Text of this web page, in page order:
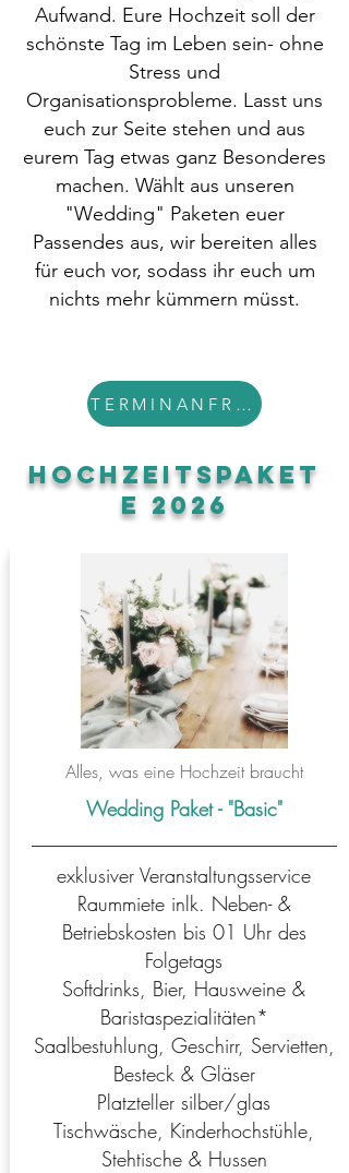
Aufwand. Eure Hochzeit soll der
schönste Tag im Leben sein- ohne
Stress und
Organisationsprobleme. Lasst uns
euch zur Seite stehen und aus
eurem Tag etwas ganz Besonderes
machen. Wählt aus unseren
"Wedding" Paketen euer
Passendes aus, wir bereiten alles
für euch vor, sodass ihr euch um
nichts mehr kümmern müsst.
TERMINANFRAGE
HOCHZEITSPAKET
E 2026
Alles, was eine Hochzeit braucht
Wedding Paket - "Basic"
exklusiver Veranstaltungsservice
Raummiete inlk. Neben- &
Betriebskosten bis 01 Uhr des
Folgetags
Softdrinks, Bier, Hausweine &
Baristaspezialitäten*
Saalbestuhlung, Geschirr, Servietten,
Besteck & Gläser
Platzteller silber/glas
Tischwäsche, Kinderhochstühle,
Stehtische & Hussen